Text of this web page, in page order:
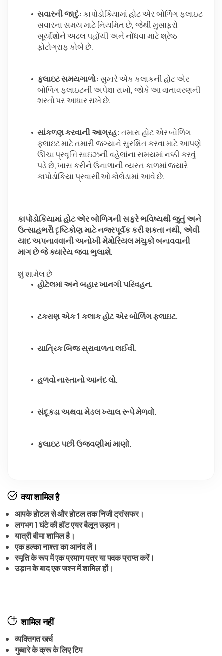
સવારની જાદું: કાપોડોકિયામાં હોટ એર બોળિંગ ફ્લાઇટ
સવારના સમય માટે નિયમિત છે, જેથી મુસાફરો
સૂર્યાશોને અઢલ પહોંચી અને નોંધવા માટે શ્રેષ્ઠ
ફોટોગ્રાફ કોબે છે.
ફ્લાઇટ સમયગાળો: સુમારે એક કલાકની હોટ એર
બોળિંગ ફ્લાઇટની અપેક્ષા રાખો, જોકે આ વાતાવરણની
શરતો પર આધાર રાખે છે.
સાંકળણ કરવાની આગ્રહ: તમારા હોટ એર બોળિંગ
ફ્લાઇટ માટે તમારી જગ્યાને સુરક્ષિત કરવા માટે આપણે
ઊંચા પ્રવૃત્તિ સાઇઝની વહેલાંના સમયમાં નક્કી કરવું
પડે છે, ખાસ કરીને ઉનાળાની વ્યસ્ત કાળમાં જ્યારે
કાપોડોકિયા પ્રવાસીઓ કોલેડામાં આવે છે.
કાપોડોકિયામાં હોટ એર બોળિંગની સફરે ભવિષ્યથી જુતું અને
ઉત્સાહભરોે દૃષ્ટિકોણ માટે નજરપૂર્વક કરી શકતા નથી, એવી
યાદ અપનાવવાની અનોખી મેમોરિયલ મંચુકો બનાવવાની
માગ છે જે ક્યારેય જવા ભુલાશે.
શું શામેલ છે
હોટેલમાં અને બહાર ખાનગી પરિવહન.
ટકરાણ એક 1 કલાક હોટ એર બોળિંગ ફ્લાઇટ.
યાત્રિક બિજ સ્રાવાળતા લઈવી.
હળવો નાસ્તાનો આનંદ લો.
સંદૂકડા અથવા મેડલ ખ્યાલ રૂપે મેળવો.
ફ્લાઇટ પછી ઉજવણીમાં માણો.
क्या शामिल है
आपके होटल से और होटल तक निजी ट्रांसफर।
लगभग 1 घंटे की हॉट एयर बैलून उड़ान।
यात्री बीमा शामिल है।
एक हल्का नाश्ता का आनंद लें।
स्मृति के रूप में एक प्रमाण पत्र या पदक प्राप्त करें।
उड़ान के बाद एक जश्न में शामिल हों।
शामिल नहीं
व्यक्तिगत खर्च
गुब्बारे के क्रू के लिए टिप